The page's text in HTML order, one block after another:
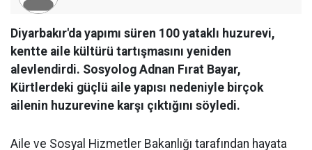
Diyarbakır'da yapımı süren 100 yataklı huzurevi,
kentte aile kültürü tartışmasını yeniden
alevlendirdi. Sosyolog Adnan Fırat Bayar,
Kürtlerdeki güçlü aile yapısı nedeniyle birçok
ailenin huzurevine karşı çıktığını söyledi.
Aile ve Sosyal Hizmetler Bakanlığı tarafından hayata